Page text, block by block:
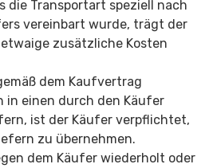
die Transportart speziell nach
vereinbart wurde, trägt der
zusätzliche Kosten
dem Kaufvertrag
in einen durch den Käufer
ist der Käufer verpflichtet,
zu übernehmen.
dem Käufer wiederholt oder